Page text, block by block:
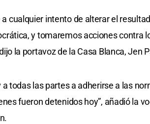
a cualquier intento de alterar el
y tomaremos acciones contra
la portavoz de la Casa Blanca, Jen
a todas las partes a adherirse a las
fueron detenidos hoy”, añadió la